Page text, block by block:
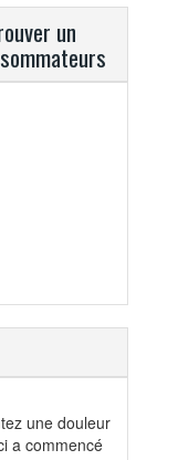
un
une douleur
a commencé